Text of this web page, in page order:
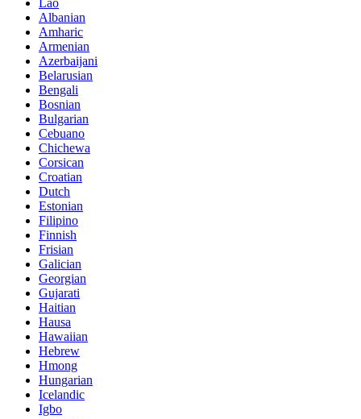
Lao
Albanian
Amharic
Armenian
Azerbaijani
Belarusian
Bengali
Bosnian
Bulgarian
Cebuano
Chichewa
Corsican
Croatian
Dutch
Estonian
Filipino
Finnish
Frisian
Galician
Georgian
Gujarati
Haitian
Hausa
Hawaiian
Hebrew
Hmong
Hungarian
Icelandic
Igbo